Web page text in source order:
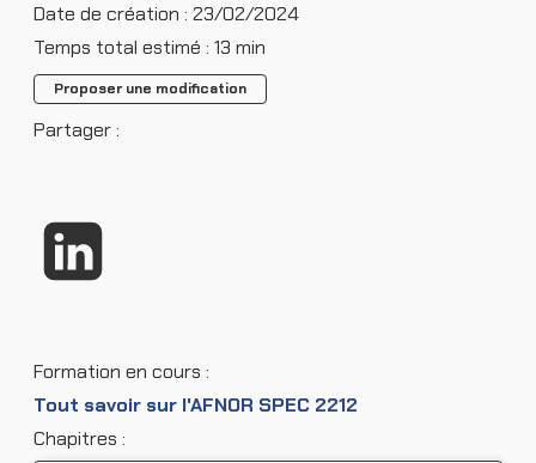
Date de création : 23/02/2024
Temps total estimé : 13 min
Proposer une modification
Partager :
Formation en cours :
Tout savoir sur l'AFNOR SPEC 2212
Chapitres :